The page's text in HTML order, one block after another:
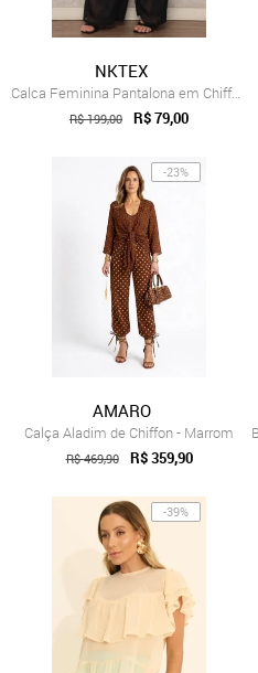
NKTEX
Calca Feminina Pantalona em Chiffon e Tu...
R$ 199,00 R$ 79,00
-23%
AMARO
Calça Aladim de Chiffon - Marrom
R$ 469,90 R$ 359,90
-39%